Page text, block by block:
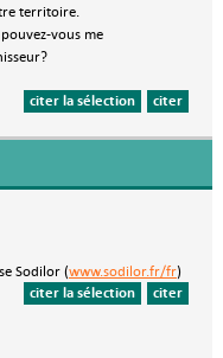
territoire.
vous me
citer
citer la sélection
Sodilor (www.sodilor.fr/fr)
citer
citer la sélection